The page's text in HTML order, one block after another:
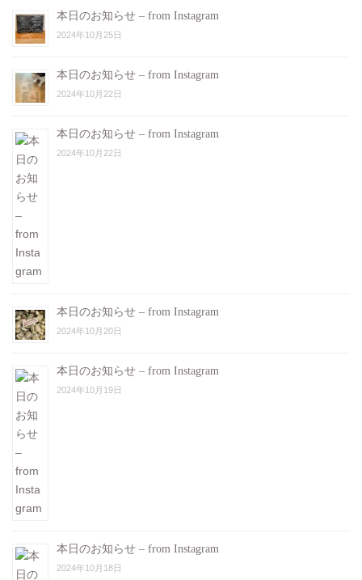
本日のお知らせ – from Instagram
2024年10月25日
本日のお知らせ – from Instagram
2024年10月22日
本日のお知らせ – from Instagram
2024年10月22日
本日のお知らせ – from Instagram
2024年10月20日
本日のお知らせ – from Instagram
2024年10月19日
本日のお知らせ – from Instagram
2024年10月18日